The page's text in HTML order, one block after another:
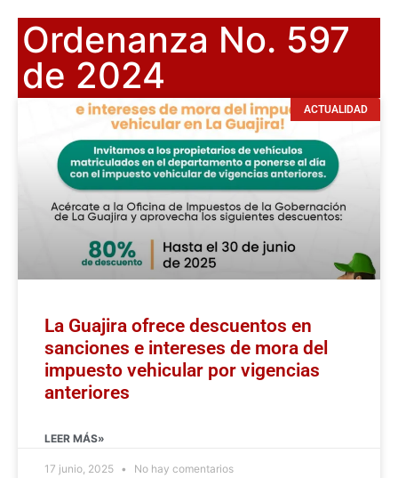
Ordenanza No. 597
de 2024
ACTUALIDAD
La Guajira ofrece descuentos en
sanciones e intereses de mora del
impuesto vehicular por vigencias
anteriores
LEER MÁS»
17 junio, 2025 No hay comentarios